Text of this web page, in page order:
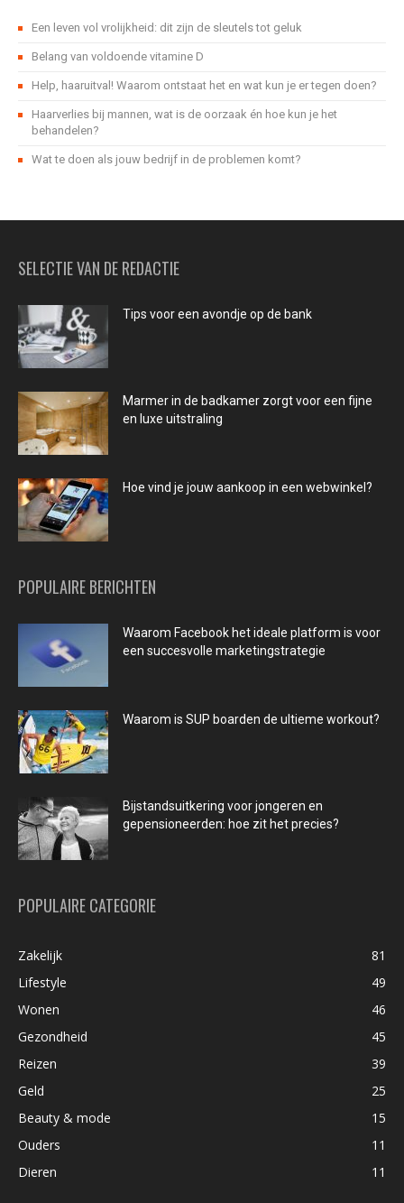
Een leven vol vrolijkheid: dit zijn de sleutels tot geluk
Belang van voldoende vitamine D
Help, haaruitval! Waarom ontstaat het en wat kun je er tegen doen?
Haarverlies bij mannen, wat is de oorzaak én hoe kun je het
behandelen?
Wat te doen als jouw bedrijf in de problemen komt?
SELECTIE VAN DE REDACTIE
Tips voor een avondje op de bank
Marmer in de badkamer zorgt voor een fijne
en luxe uitstraling
Hoe vind je jouw aankoop in een webwinkel?
POPULAIRE BERICHTEN
Waarom Facebook het ideale platform is voor
een succesvolle marketingstrategie
Waarom is SUP boarden de ultieme workout?
Bijstandsuitkering voor jongeren en
gepensioneerden: hoe zit het precies?
POPULAIRE CATEGORIE
Zakelijk
81
Lifestyle
49
Wonen
46
Gezondheid
45
Reizen
39
Geld
25
Beauty & mode
15
Ouders
11
Dieren
11